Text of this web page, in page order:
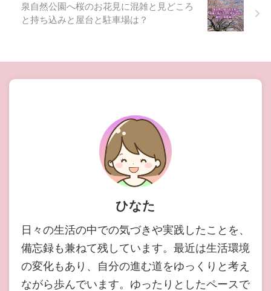
泉自然公園へ桜のお花見に混雑と見どころ
と持ち込みと屋台と駐車場は？
ひなた
日々の生活の中での気づきや実践したことを、
備忘録も兼ねて残しています。最近は生活環境
の変化もあり、自分の進む道をゆっくりと考え
ながら歩んでいます。ゆったりとしたペースで